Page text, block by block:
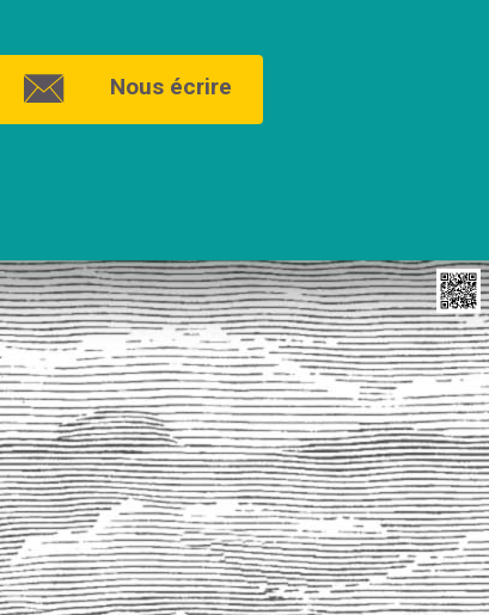
Nous écrire